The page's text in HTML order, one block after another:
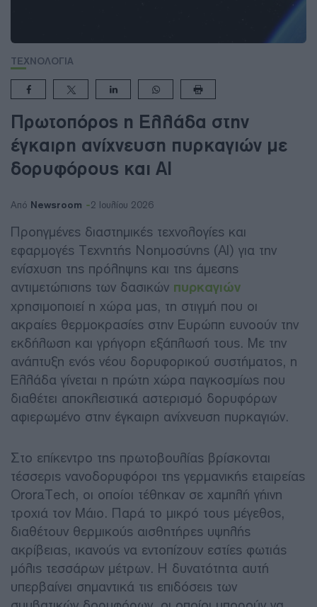
ΤΕΧΝΟΛΟΓΙΑ
Πρωτοπόρος η Ελλάδα στην
έγκαιρη ανίχνευση πυρκαγιών με
δορυφόρους και AI
Από Newsroom 2 Ιουλίου 2026
Προηγμένες διαστημικές τεχνολογίες και
εφαρμογές Τεχνητής Νοημοσύνης (AI) για την
ενίσχυση της πρόληψης και της άμεσης
αντιμετώπισης των δασικών πυρκαγιών
χρησιμοποιεί η χώρα μας, τη στιγμή που οι
ακραίες θερμοκρασίες στην Ευρώπη ευνοούν την
εκδήλωση και γρήγορη εξάπλωσή τους. Με την
ανάπτυξη ενός νέου δορυφορικού συστήματος, η
Ελλάδα γίνεται η πρώτη χώρα παγκοσμίως που
διαθέτει αποκλειστικά αστερισμό δορυφόρων
αφιερωμένο στην έγκαιρη ανίχνευση πυρκαγιών.
Στο επίκεντρο της πρωτοβουλίας βρίσκονται
τέσσερις νανοδορυφόροι της γερμανικής εταιρείας
OroraTech, οι οποίοι τέθηκαν σε χαμηλή γήινη
τροχιά τον Μάιο. Παρά το μικρό τους μέγεθος,
διαθέτουν θερμικούς αισθητήρες υψηλής
ακρίβειας, ικανούς να εντοπίζουν εστίες φωτιάς
μόλις τεσσάρων μέτρων. Η δυνατότητα αυτή
υπερβαίνει σημαντικά τις επιδόσεις των